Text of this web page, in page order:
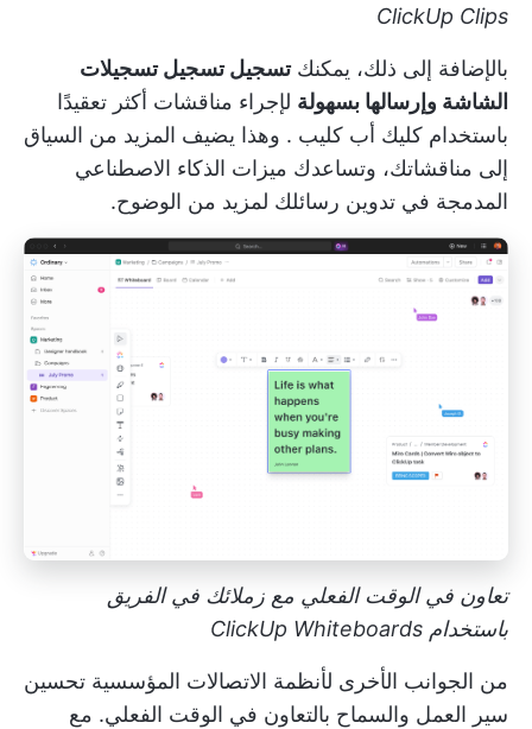
ClickUp Clips
بالإضافة إلى ذلك، يمكنكتسجيل تسجيل تسجيلات
الشاشة وإرسالها بسهولة لإجراء مناقشات أكثر تعقيدًا
باستخدام كليك أب كليب . وهذا يضيف المزيد من السياق
إلى مناقشاتك، وتساعدك ميزات الذكاء الاصطناعي
المدمجة في تدوين رسائلك لمزيد من الوضوح.
تعاون في الوقت الفعلي مع زملائك في الفريق
باستخدام ClickUp Whiteboards
من الجوانب الأخرى لأنظمة الاتصالات المؤسسية تحسين
سير العمل والسماح بالتعاون في الوقت الفعلي. مع